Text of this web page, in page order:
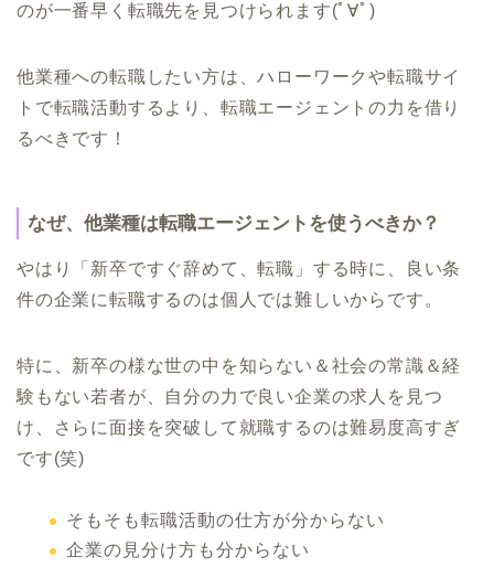
のが一番早く転職先を見つけられます(ﾟ∀ﾟ)
他業種への転職したい方は、ハローワークや転職サイ
トで転職活動するより、転職エージェントの力を借り
るべきです！
なぜ、他業種は転職エージェントを使うべきか？
やはり「新卒ですぐ辞めて、転職」する時に、良い条
件の企業に転職するのは個人では難しいからです。
特に、新卒の様な世の中を知らない＆社会の常識＆経
験もない若者が、自分の力で良い企業の求人を見つ
け、さらに面接を突破して就職するのは難易度高すぎ
です(笑)
そもそも転職活動の仕方が分からない
企業の見分け方も分からない